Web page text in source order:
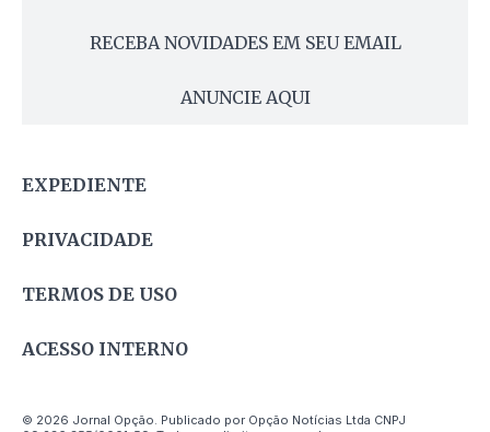
RECEBA NOVIDADES EM SEU EMAIL
ANUNCIE AQUI
EXPEDIENTE
PRIVACIDADE
TERMOS DE USO
ACESSO INTERNO
© 2026 Jornal Opção. Publicado por Opção Notícias Ltda CNPJ